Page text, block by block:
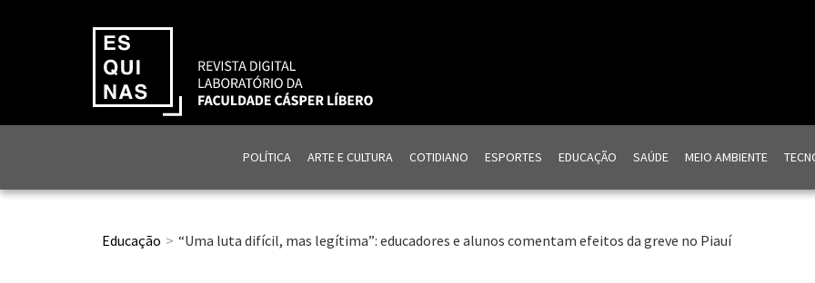
POLÍTICA ARTE E CULTURA COTIDIANO ESPORTES EDUCAÇÃO SAÚDE MEIO AMBIENTE
Educação “Uma luta difícil, mas legítima”: educadores e alunos comentam efeitos da greve no Piauí